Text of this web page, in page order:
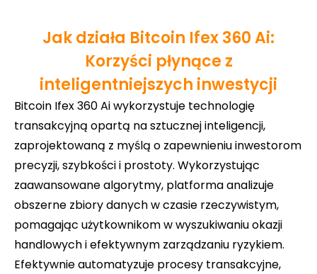
Jak działa Bitcoin Ifex 360 Ai:
Korzyści płynące z
inteligentniejszych inwestycji
Bitcoin Ifex 360 Ai wykorzystuje technologię
transakcyjną opartą na sztucznej inteligencji,
zaprojektowaną z myślą o zapewnieniu inwestorom
precyzji, szybkości i prostoty. Wykorzystując
zaawansowane algorytmy, platforma analizuje
obszerne zbiory danych w czasie rzeczywistym,
pomagając użytkownikom w wyszukiwaniu okazji
handlowych i efektywnym zarządzaniu ryzykiem.
Efektywnie automatyzuje procesy transakcyjne,